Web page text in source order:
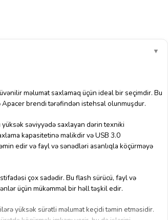
▼
məlumat saxlamaq üçün ideal bir seçimdir. Bu
Apacer brendi tərəfindən istehsal olunmuşdur.
səviyyədə saxlayan dərin texniki
kapasitetinə malikdir və USB 3.0
edir və fayl və sənədləri asanlıqla köçürməyə
çox sadədir. Bu flash sürücü, fayl və
üçün mükəmməl bir həll təşkil edir.
yüksək sürətli məlumat keçidi təmin etməsidir.